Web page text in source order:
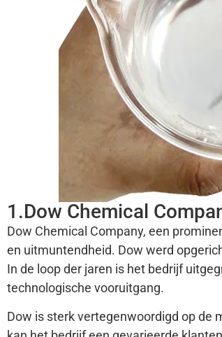
1.Dow Chemical
Dow Chemical Company, een
en uitmuntendheid. Dow werd
In de loop der jaren is het bedrijf
technologische vooruitgang.
Dow is sterk vertegenwoordigd op de